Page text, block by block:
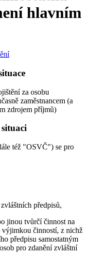
hlavním
za osobu
zaměstnancem (a
zdrojem příjmů)
též "OSVČ") se pro
předpisů,
jinou tvůrčí činnost na
výjimkou činností, z nichž
předpisu samostatným
pro zdanění zvláštní